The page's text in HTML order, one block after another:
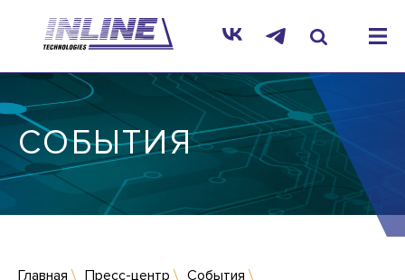
СОБЫТИЯ
Главная Пресс-центр
События